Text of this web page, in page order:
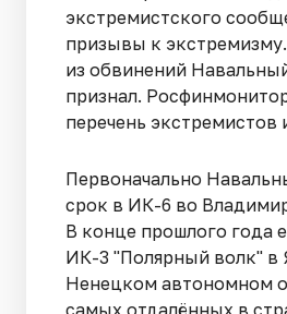
экстремистского
призывы к
из обвинений
признал.
перечень экстремистов
Первоначально
срок в ИК-6 во
В конце прошлого года
ИК-3 "Полярный волк" в
Ненецком автономном
самых отдалённых в